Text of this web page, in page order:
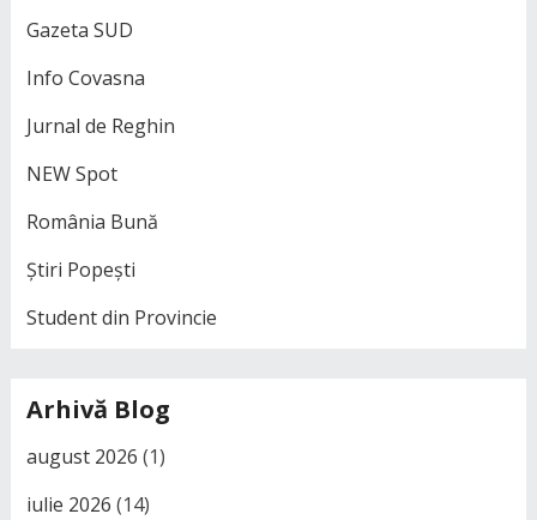
Gazeta SUD
Info Covasna
Jurnal de Reghin
NEW Spot
România Bună
Știri Popești
Student din Provincie
Arhivă Blog
august 2026 (1)
iulie 2026 (14)